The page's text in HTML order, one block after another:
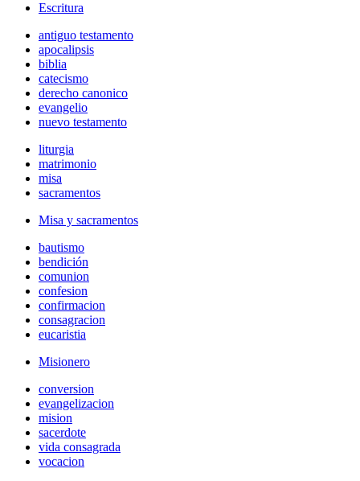
Escritura
antiguo testamento
apocalipsis
biblia
catecismo
derecho canonico
evangelio
nuevo testamento
liturgia
matrimonio
misa
sacramentos
Misa y sacramentos
bautismo
bendición
comunion
confesion
confirmacion
consagracion
eucaristia
Misionero
conversion
evangelizacion
mision
sacerdote
vida consagrada
vocacion